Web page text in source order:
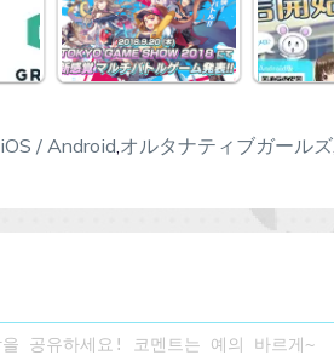
iOS / Android オルタナティブガールズ,